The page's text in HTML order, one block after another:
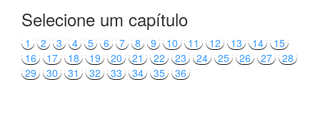
Selecione um capítulo
1 2 3 4 5 6 7 8 9 10 11 12 13 14
15
16
17 18 19 20 21 22 23 24 25 26 27
28
29
30 31 32 33 34 35 36